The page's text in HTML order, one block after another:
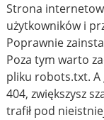
Strona
użytkowników i
Poprawnie
Poza tym warto
pliku robots.txt. A
404, zwiększysz
trafił pod